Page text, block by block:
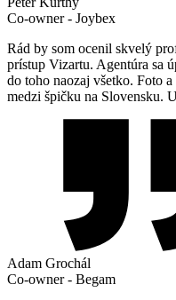
Co-owner - Joybex
Rád by som ocenil skvelý
prístup Vizartu. Agentúra sa
do toho naozaj všetko. Foto
medzi špičku na Slovensku.
Adam Grochál
Co-owner - Begam